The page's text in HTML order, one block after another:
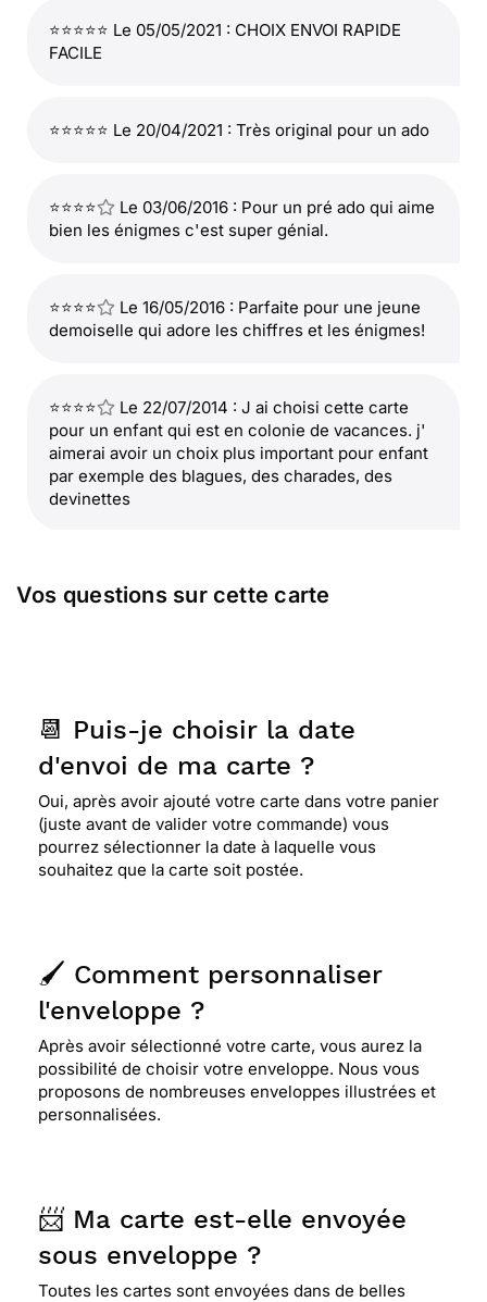
⭐⭐⭐⭐⭐ Le 05/05/2021 : CHOIX ENVOI RAPIDE
FACILE
⭐⭐⭐⭐⭐ Le 20/04/2021 : Très original pour un ado
⭐⭐⭐⭐
Le 03/06/2016 : Pour un pré ado qui aime
bien les énigmes c'est super génial.
⭐⭐⭐⭐
Le 16/05/2016 : Parfaite pour une jeune
demoiselle qui adore les chiffres et les énigmes!
⭐⭐⭐⭐
Le 22/07/2014 : J ai choisi cette carte
pour un enfant qui est en colonie de vacances. j'
aimerai avoir un choix plus important pour enfant
par exemple des blagues, des charades, des
devinettes
quelqu'un qui est très mateux, en espérant qu'elle
Cette catégorie de cartes d'énigmes fait donc
mon bonheur !
Vos questions sur cette carte
📆 Puis-je choisir la date
d'envoi de ma carte ?
Oui, après avoir ajouté votre carte dans votre panier
(juste avant de valider votre commande) vous
pourrez sélectionner la date à laquelle vous
souhaitez que la carte soit postée.
🖌️ Comment personnaliser
l'enveloppe ?
Après avoir sélectionné votre carte, vous aurez la
possibilité de choisir votre enveloppe. Nous vous
proposons de nombreuses enveloppes illustrées et
personnalisées.
📨 Ma carte est-elle envoyée
sous enveloppe ?
Toutes les cartes sont envoyées dans de belles